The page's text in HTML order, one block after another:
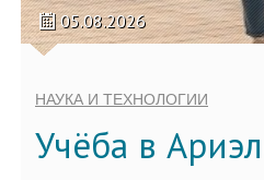
05.08.2026
НАУКА И ТЕХНОЛОГИИ
Учёба в